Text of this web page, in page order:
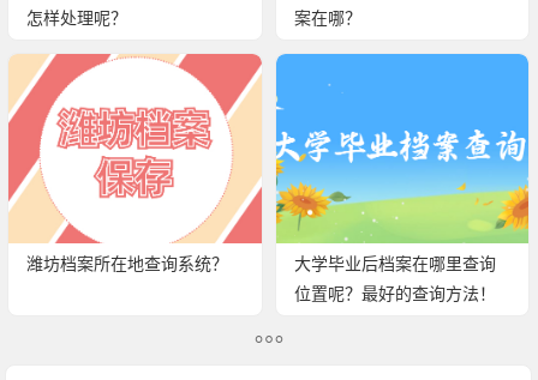
怎样处理呢？
案在哪？
潍坊档案所在地查询系统？
大学毕业后档案在哪里查询
位置呢？最好的查询方法！